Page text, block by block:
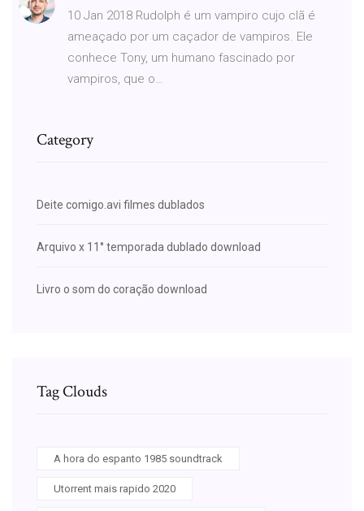
10 Jan 2018 Rudolph é um vampiro cujo clã é
ameaçado por um caçador de vampiros. Ele
conhece Tony, um humano fascinado por
vampiros, que o…
Category
Deite comigo.avi filmes dublados
Arquivo x 11° temporada dublado download
Livro o som do coração download
Tag Clouds
A hora do espanto 1985 soundtrack
Utorrent mais rapido 2020